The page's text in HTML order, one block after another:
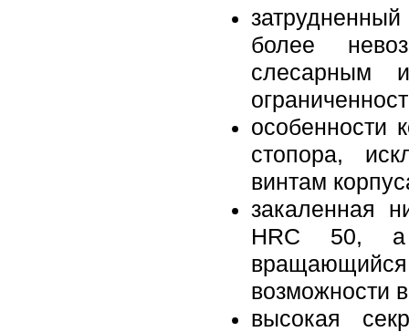
более
слесарным
особенности
стопора,
винтам
закаленная
HRC 50, а
возможности
высокая